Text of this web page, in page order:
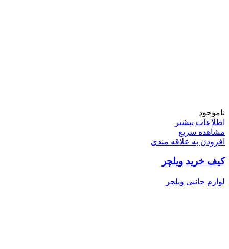
ناموجود
اطلاعات بیشتر
مشاهده سریع
افزودن به علاقه مندی
کیف خرید ویلچر
لوازم جانبی ویلچر